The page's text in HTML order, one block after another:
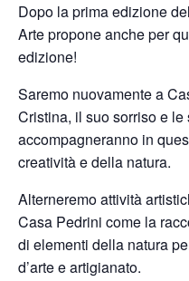
Dopo la prima edizione
Arte propone anche per
edizione!
Saremo nuovamente a
Cristina, il suo sorriso e
accompagneranno in
creatività e della natura.
Alterneremo attività
Casa Pedrini come la
di elementi della natura
d’arte e artigianato.